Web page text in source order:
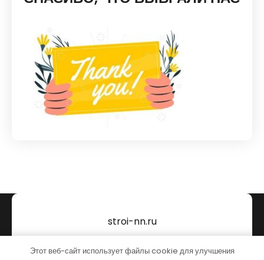
stroi-nn.ru
Тема от Grace Themes
Этот веб-сайт использует файлы cookie для улучшения